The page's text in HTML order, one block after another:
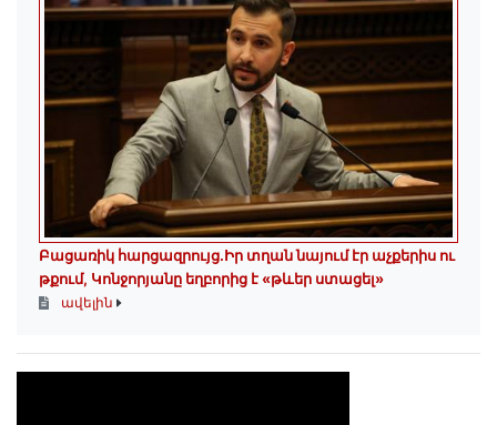
Բացառիկ հարցազրույց.Իր տղան նայում էր աչքերիս ու
թքում, Կոնջորյանը եղբորից է «թևեր ստացել»
ավելին